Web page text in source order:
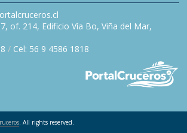
of. 214, Edificio Vía Bo, Viña del Mar,
/ Cel: 56 9 4586 1818
. All rights reserved.